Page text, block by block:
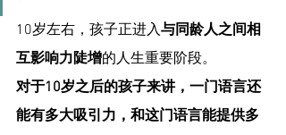
10岁左右，孩子正进入与同龄人之间相
互影响力陡增的人生重要阶段。
对于10岁之后的孩子来讲，一门语言还
能有多大吸引力，和这门语言能提供多